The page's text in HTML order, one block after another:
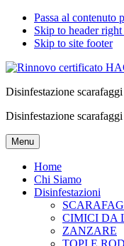
Passa al contenuto
Skip to header
Skip to site footer
Disinfestazione
Disinfestazione
Menu
Home
Chi Siamo
Disinfestazioni
CIMICI DA
ZANZARE
TOPI E